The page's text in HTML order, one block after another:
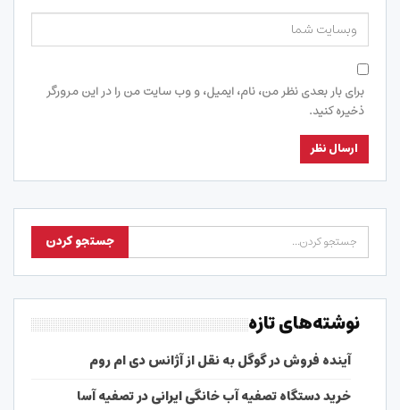
برای بار بعدی نظر من، نام، ایمیل، و وب سایت من را در این مرورگر
ذخیره کنید.
نوشته‌های تازه
آینده فروش در گوگل به نقل از آژانس دی ام روم
خرید دستگاه تصفیه آب خانگی ایرانی در تصفیه آسا